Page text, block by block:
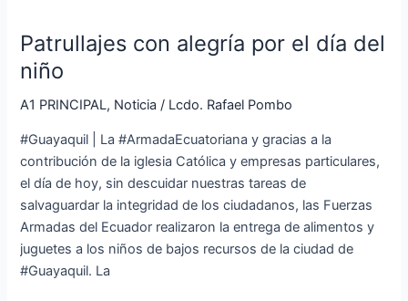
Patrullajes con alegría por el día del
niño
A1 PRINCIPAL, Noticia / Lcdo. Rafael Pombo
#Guayaquil | La #ArmadaEcuatoriana y gracias a la
contribución de la iglesia Católica y empresas particulares,
el día de hoy, sin descuidar nuestras tareas de
salvaguardar la integridad de los ciudadanos, las Fuerzas
Armadas del Ecuador realizaron la entrega de alimentos y
juguetes a los niños de bajos recursos de la ciudad de
#Guayaquil. La
alegría
por
día